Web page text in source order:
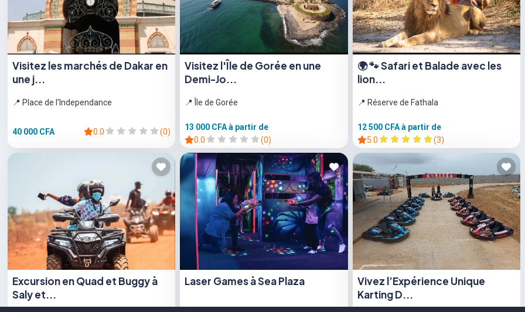
Visitez les marchés de Dakar en
une j...
📍 Place de l'Independance
40 000 CFA 0.0 (0)
Visitez l'Île de Gorée en une
Demi-Jo...
📍 Île de Gorée
13 000 CFAà partir de
0.0
(0)
🌍 🐾 Safari et Balade avec les
lion...
📍 Réserve de Fathala
12 500 CFAà partir de
5.0
(3)
Excursion en Quad et Buggy à
Saly et...
Laser Games à Sea Plaza
Vivez l’Expérience Unique
Karting D...